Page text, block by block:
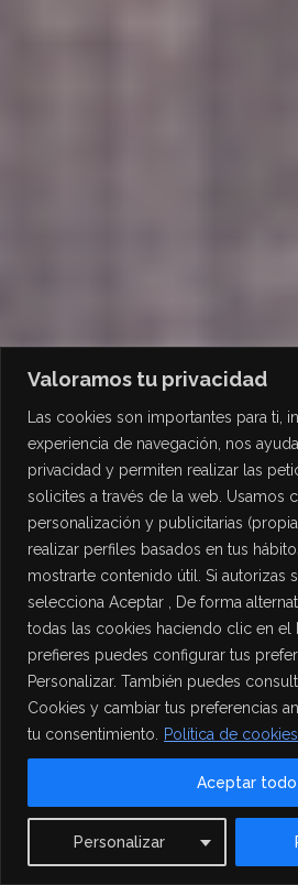
Valoramos tu privacidad
Las cookies son importantes para ti,
experiencia de navegación, nos
privacidad y permiten realizar las
solicites a través de la web. Usamos
personalización y publicitarias
realizar perfiles basados en tus
mostrarte contenido útil. Si autorizas
selecciona Aceptar , De forma
todas las cookies haciendo clic en el
prefieres puedes configurar tus
Personalizar. También puedes
Cookies y cambiar tus preferencias
tu consentimiento.
Política de cookies
Personalizar
Aceptar todo